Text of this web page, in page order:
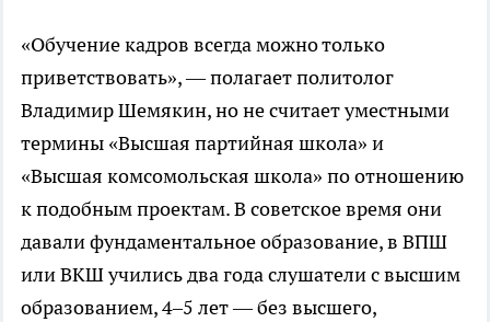
«Обучение кадров всегда можно только
приветствовать», — полагает политолог
Владимир Шемякин, но не считает уместными
термины «Высшая партийная школа» и
«Высшая комсомольская школа» по отношению
к подобным проектам. В советское время они
давали фундаментальное образование, в ВПШ
или ВКШ учились два года слушатели с высшим
образованием, 4–5 лет — без высшего,